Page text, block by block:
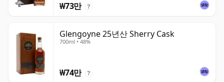
₩73만 ?
Glengoyne 25년산 Sherry Cask
700ml • 48%
₩74만 ?